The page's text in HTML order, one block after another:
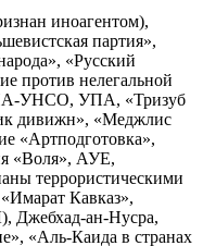
иноагентом),
партия»,
«Русский
против нелегальной
УНСО, УПА, «Тризуб
дивижн», «Меджлис
«Артподготовка»,
«Воля», АУЕ,
террористическими
Кавказ»,
Джебхад-ан-Нусра,
«Аль-Каида в странах